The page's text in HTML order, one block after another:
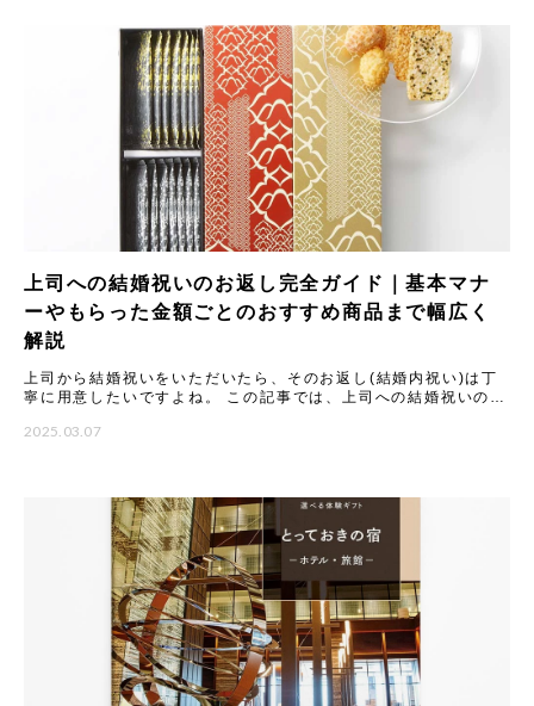
上司への結婚祝いのお返し完全ガイド｜基本マナ
ーやもらった金額ごとのおすすめ商品まで幅広く
解説
上司から結婚祝いをいただいたら、そのお返し(結婚内祝い)は丁
寧に用意したいですよね。 この記事では、上司への結婚祝いのお
ギ
2025.03.07